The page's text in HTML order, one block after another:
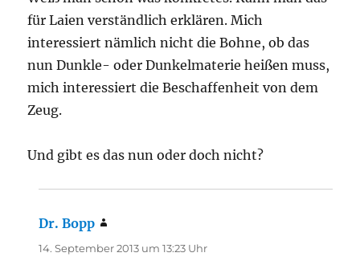
für Laien verständlich erklären. Mich
interessiert nämlich nicht die Bohne, ob das
nun Dunkle- oder Dunkelmaterie heißen muss,
mich interessiert die Beschaffenheit von dem
Zeug.
Und gibt es das nun oder doch nicht?
Dr. Bopp
14. September 2013 um 13:23 Uhr